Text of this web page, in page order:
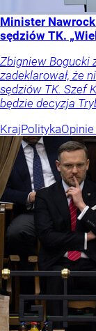
Minister
sędziów TK.
Zbigniew Bogucki
zadeklarował, że
sędziów TK. Szef
będzie decyzja
KrajPolityka